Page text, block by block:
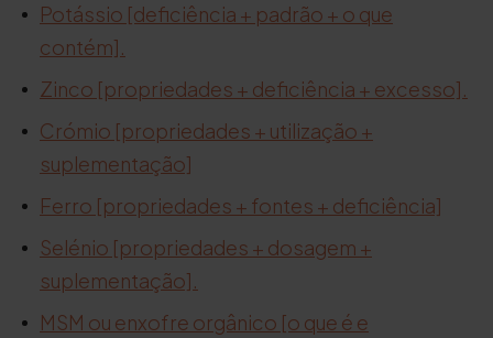
Potássio [deficiência + padrão + o que
contém].
Zinco [propriedades + deficiência + excesso].
Crómio [propriedades + utilização +
suplementação]
Ferro [propriedades + fontes + deficiência]
Selénio [propriedades + dosagem +
suplementação].
MSM ou enxofre orgânico [o que é e